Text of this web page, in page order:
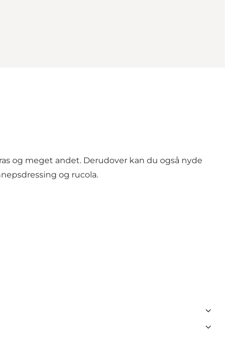
og meget andet. Derudover kan du også nyde
og rucola.